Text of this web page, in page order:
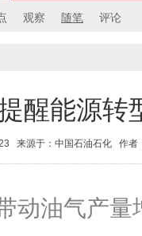
观察 随笔 评论
醒能源转
来源于：中国石油石化 作
动油气产量